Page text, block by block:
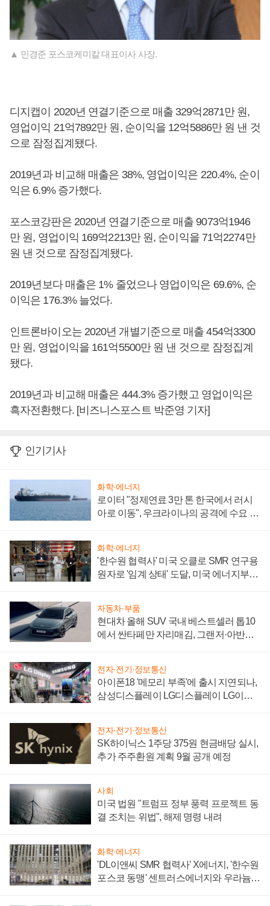
▲ 민경준 포스코케미칼 대표이사 사장.
디지캡이 2020년 연결기준으로 매출 329억2871만 원,
영업이익 21억7892만 원, 순이익을 12억5886만 원 낸 것
으로 잠정집계됐다.
2019년과 비교해 매출은 38%, 영업이익은 220.4%, 순이
익은 6.9% 증가했다.
포스코강판은 2020년 연결기준으로 매출 9073억1946
만 원, 영업이익 169억2213만 원, 순이익을 71억2274만
원 낸 것으로 잠정집계됐다.
2019년보다 매출은 1% 줄었으나 영업이익은 69.6%, 순
이익은 176.3% 늘었다.
인트론바이오는 2020년 개별기준으로 매출 454억3300
만 원, 영업이익을 161억5500만 원 낸 것으로 잠정집계
됐다.
2019년과 비교해 매출은 444.3% 증가했고 영업이익은
흑자전환했다. [비즈니스포스트 박준영 기자]
인기기사
화학·에너지
로이터 "정제연료 3만 톤 한국에서 러시
아로 이동", 우크라이나의 공격에 수요 늘
화학·에너지
'한수원 협력사' 미국 오클로 SMR 연구용
원자로 '임계 상태' 도달, 미국 에너지부
자동차·부품
현대차 올해 SUV 국내 베스트셀러 톱10
에서 싼타페만 자리매김, 그랜저·아반떼
전자·전기·정보통신
아이폰18 '메모리 부족'에 출시 지연되나,
삼성디스플레이 LG디스플레이 LG이노
전자·전기·정보통신
SK하이닉스 1주당 375원 현금배당 실시,
추가 주주환원 계획 9월 공개 예정
사회
미국 법원 "트럼프 정부 풍력 프로젝트 동
결 조치는 위법", 해제 명령 내려
화학·에너지
'DL이앤씨 SMR 협력사' X에너지, '한수원
포스코 동맹' 센트러스에너지와 우라늄